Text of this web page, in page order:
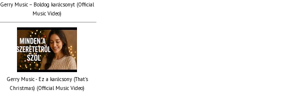
Gerry Music – Boldog karácsonyt (Official
Music Video)
Gerry Music - Ez a karácsony (That's
Christmas) (Official Music Video)